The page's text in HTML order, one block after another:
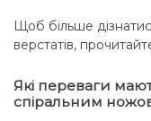
Щоб більше
верстатів,
Які переваги
спіральним